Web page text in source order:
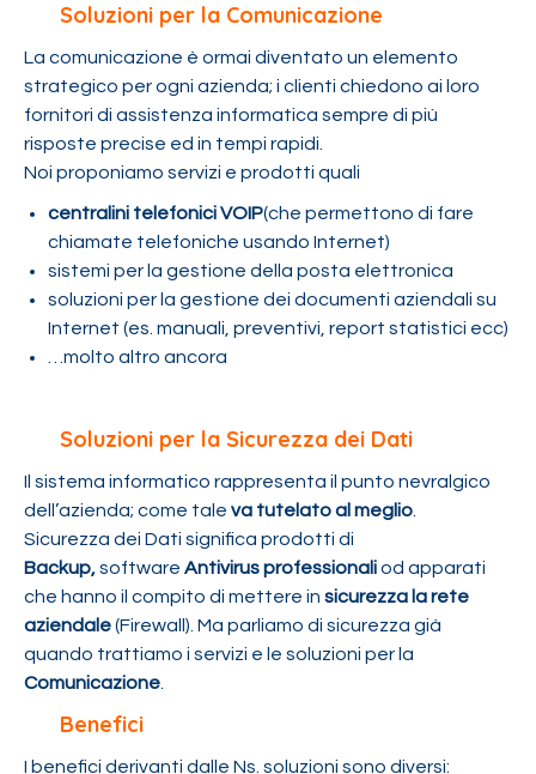
Soluzioni per la Comunicazione
La comunicazione è ormai diventato un elemento
strategico per ogni azienda; i clienti chiedono ai loro
fornitori di assistenza informatica sempre di più
risposte precise ed in tempi rapidi.
Noi proponiamo servizi e prodotti quali
centralini telefoniciVOIP(che permettono di fare
chiamate telefoniche usando Internet)
sistemi per la gestione della posta elettronica
soluzioni per la gestione dei documenti aziendali su
Internet (es. manuali, preventivi, report statistici ecc)
…molto altro ancora
Soluzioni per la Sicurezza dei Dati
Il sistema informatico rappresenta il punto nevralgico
dell’azienda; come tale va tutelato al meglio
Sicurezza dei Dati significa prodotti di
Backup,software Antivirus professionaliod apparati
che hanno il compito di mettere in sicurezza la rete
aziendale(Firewall). Ma parliamo di sicurezza già
quando trattiamo i servizi e le soluzioni per la
Comunicazione
Benefici
I benefici derivanti dalle Ns. soluzioni sono diversi: